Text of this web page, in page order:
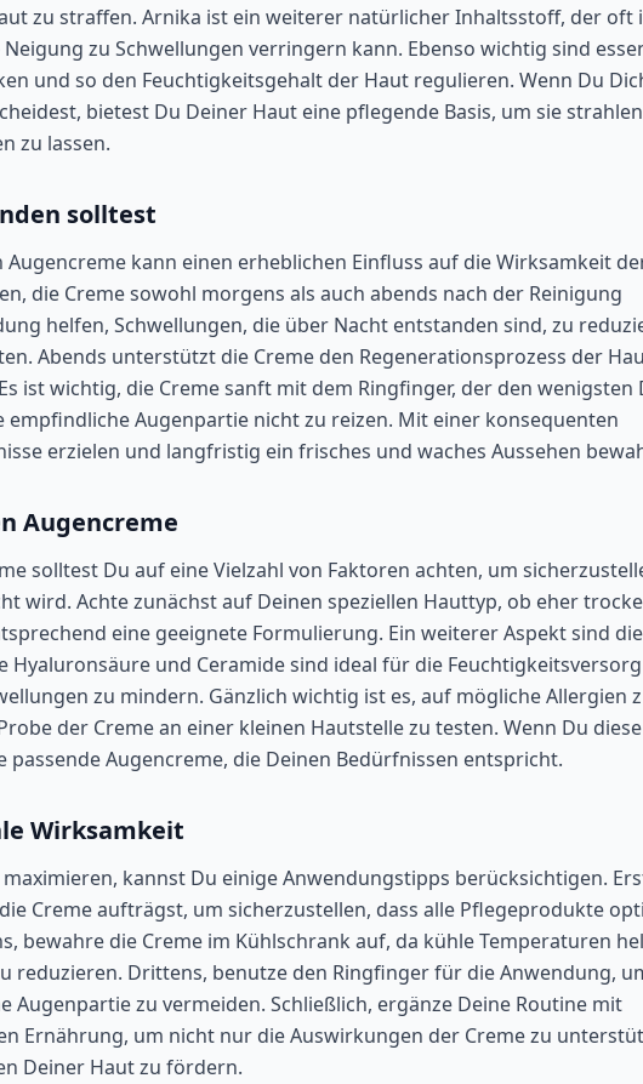
zu straffen. Arnika ist ein weiterer natürlicher Inhaltsstoff, der oft
zu Schwellungen verringern kann. Ebenso wichtig sind
und so den Feuchtigkeitsgehalt der Haut regulieren. Wenn Du
bietest Du Deiner Haut eine pflegende Basis, um sie
zu lassen.
solltest
kann einen erheblichen Einfluss auf die Wirksamkeit
die Creme sowohl morgens als auch abends nach der Reinigung
helfen, Schwellungen, die über Nacht entstanden sind, zu
Abends unterstützt die Creme den Regenerationsprozess der
ist wichtig, die Creme sanft mit dem Ringfinger, der den wenigsten
Augenpartie nicht zu reizen. Mit einer konsequenten
erzielen und langfristig ein frisches und waches Aussehen
Augencreme
solltest Du auf eine Vielzahl von Faktoren achten, um
wird. Achte zunächst auf Deinen speziellen Hauttyp, ob eher
eine geeignete Formulierung. Ein weiterer Aspekt sind die
Hyaluronsäure und Ceramide sind ideal für die
zu mindern. Gänzlich wichtig ist es, auf mögliche Allergien
der Creme an einer kleinen Hautstelle zu testen. Wenn Du
Augencreme, die Deinen Bedürfnissen entspricht.
Wirksamkeit
kannst Du einige Anwendungstipps berücksichtigen.
Creme aufträgst, um sicherzustellen, dass alle Pflegeprodukte
bewahre die Creme im Kühlschrank auf, da kühle Temperaturen
reduzieren. Drittens, benutze den Ringfinger für die Anwendung,
zu vermeiden. Schließlich, ergänze Deine Routine mit
Ernährung, um nicht nur die Auswirkungen der Creme zu
Deiner Haut zu fördern.